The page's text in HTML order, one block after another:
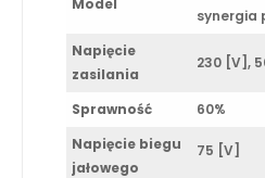
synergia
Napięcie
zasilania
230 [V],
Sprawność
60%
Napięcie biegu
jałowego
75 [V]